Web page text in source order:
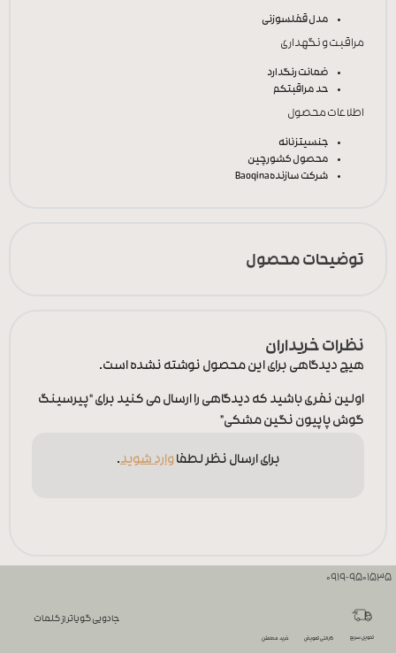
مدل قفلسوزنی
مراقبت و نگهداری
ضمانت رنگدارد
حد مراقبتکم
اطلاعات محصول
جنسیتزنانه
محصول کشورچین
شرکت سازندهBaoqina
توضیحات محصول
نظرات خریداران
هیچ دیدگاهی برای این محصول نوشته نشده است.
اولین نفری باشید که دیدگاهی را ارسال می کنید برای “پیرسینگ
گوش پاپیون نگین مشکی”
برای ارسال نظر لطفاوارد شوید.
0919-9501535
تحویل سریع گارانتی تعویض خرید مطمئن
جادویی گویاتر از کلمات